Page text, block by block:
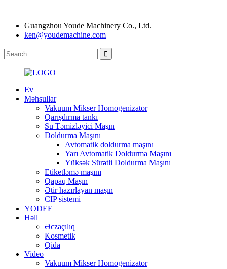
Guangzhou Youde Machinery Co., Ltd.
ken@youdemachine.com
Ev
Məhsullar
Vakuum Mikser Homogenizator
Qarışdırma tankı
Su Təmizləyici Maşın
Doldurma Maşını
Avtomatik doldurma maşını
Yarı Avtomatik Doldurma Maşını
Yüksək Sürətli Doldurma Maşını
Etiketləmə maşını
Qapaq Maşın
Ətir hazırlayan maşın
CIP sistemi
YODEE
Həll
Əczaçılıq
Kosmetik
Qida
Video
Vakuum Mikser Homogenizator